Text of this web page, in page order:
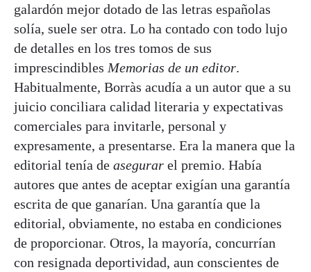
galardón mejor dotado de las letras españolas
solía, suele ser otra. Lo ha contado con todo lujo
de detalles en los tres tomos de sus
imprescindibles Memorias de un editor.
Habitualmente, Borràs acudía a un autor que a su
juicio conciliara calidad literaria y expectativas
comerciales para invitarle, personal y
expresamente, a presentarse. Era la manera que la
editorial tenía de asegurar el premio. Había
autores que antes de aceptar exigían una garantía
escrita de que ganarían. Una garantía que la
editorial, obviamente, no estaba en condiciones
de proporcionar. Otros, la mayoría, concurrían
con resignada deportividad, aun conscientes de